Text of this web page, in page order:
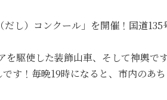
し）コンクール」を開催！国道
を駆使した装飾山車、そして神輿で
す！毎晩19時になると、市内のあ